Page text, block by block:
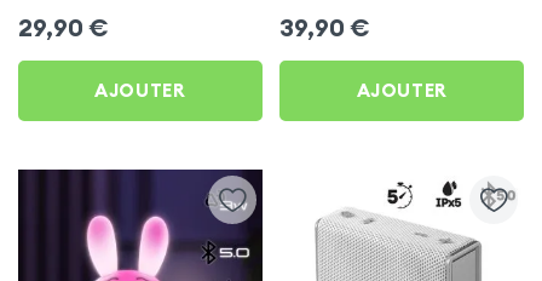
pour Oppo Find X
29,90 €
AJOUTER
compatible Micro, Bleu
pour Oppo Find X
39,90 €
AJOUTER